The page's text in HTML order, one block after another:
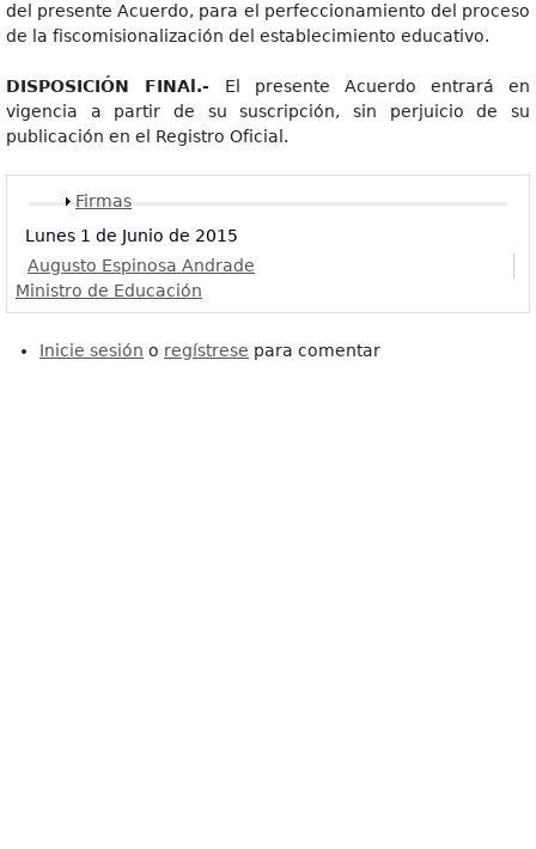
del presente Acuerdo, para el perfeccionamiento del proceso
de la fiscomisionalización del establecimiento educativo.
DISPOSICIÓN FINAl.- El presente Acuerdo entrará en
vigencia a partir de su suscripción, sin perjuicio de su
publicación en el Registro Oficial.
Mostrar
Firmas
Lunes 1 de Junio de 2015
Augusto Espinosa Andrade
Ministro de Educación
Inicie sesión o regístrese para comentar